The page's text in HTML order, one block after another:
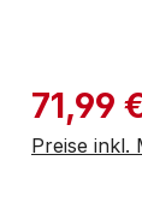
71,99
Preise inkl.